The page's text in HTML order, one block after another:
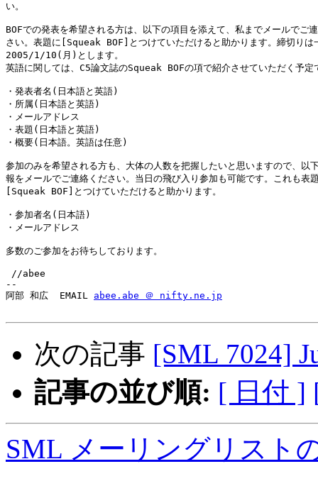
い。
BOFでの発表を希望される方は、以下の項目を添えて、私までメールでご
さい。表題に[Squeak BOF]とつけていただけると助かります。締切りは
2005/1/10(月)とします。
英語に関しては、C5論文誌のSqueak BOFの項で紹介させていただく予定
・発表者名(日本語と英語)
・所属(日本語と英語)
・メールアドレス
・表題(日本語と英語)
・概要(日本語。英語は任意)
参加のみを希望される方も、大体の人数を把握したいと思いますので、以
報をメールでご連絡ください。当日の飛び入り参加も可能です。これも表
[Squeak BOF]とつけていただけると助かります。
・参加者名(日本語)
・メールアドレス
多数のご参加をお待ちしております。
//abee
--
阿部 和広  EMAIL abee.abe ＠ nifty.ne.jp
次の記事 [SML 7024]
記事の並び順: [ 日付 ]
SML メーリングリスト